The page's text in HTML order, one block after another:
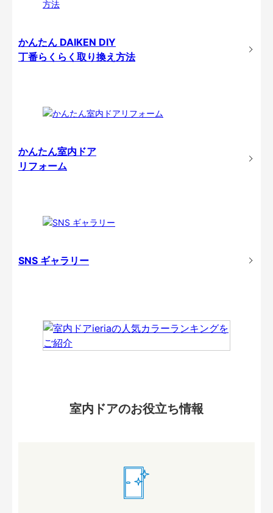
かんたん DAIKEN DIY
丁番らくらく取り換え方法
かんたん室内ドア
リフォーム
SNS ギャラリー
室内ドアのお役立ち情報